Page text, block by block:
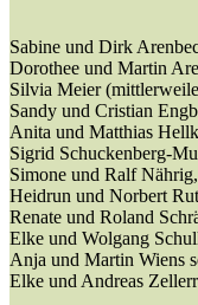
Sabine und Dirk
Dorothee und Martin
Silvia Meier
Sandy und Cristian
Anita und Matthias
Sigrid Schuckenberg-
Simone und Ralf Nährig,
Heidrun und Norbert
Renate und Roland
Elke und Wolgang
Anja und Martin Wiens
Elke und Andreas